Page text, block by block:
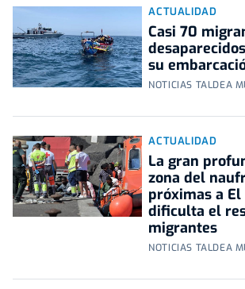
ACTUALIDAD
Casi 70
su
NOTICIAS TALDEA
ACTUALIDAD
La gran
zona del
próximas a
dificulta el
migrantes
NOTICIAS TALDEA